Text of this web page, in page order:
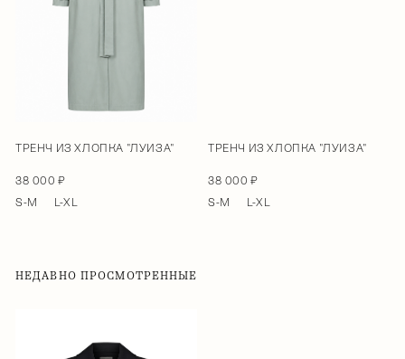
ТРЕНЧ ИЗ ХЛОПКА "ЛУИЗА"
38 000 ₽
S-M
L-XL
ТРЕНЧ ИЗ ХЛОПКА "ЛУИЗА"
38 000 ₽
S-M
L-XL
НЕДАВНО ПРОСМОТРЕННЫЕ